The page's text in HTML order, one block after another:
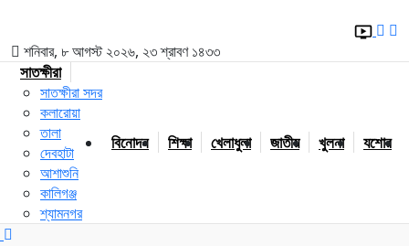
শনিবার, ৮ আগস্ট ২০২৬, ২৩ শ্রাবণ ১৪৩৩
সাতক্ষীরা
সাতক্ষীরা সদর
কলারোয়া
তালা
দেবহাটা
আশাশুনি
কালিগঞ্জ
শ্যামনগর
বিনোদন শিক্ষা খেলাধুলা জাতীয় খুলনা যশোর